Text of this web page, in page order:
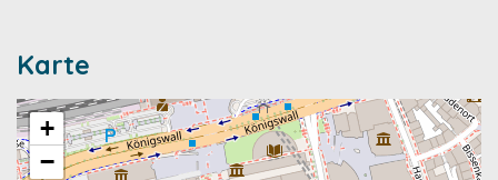
Karte
+
−